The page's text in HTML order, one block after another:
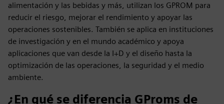
alimentación y las bebidas y más, utilizan los GPROM para
reducir el riesgo, mejorar el rendimiento y apoyar las
operaciones sostenibles. También se aplica en instituciones
de investigación y en el mundo académico y apoya
aplicaciones que van desde la I+D y el diseño hasta la
optimización de las operaciones, la seguridad y el medio
ambiente.
¿En qué se diferencia GProms de